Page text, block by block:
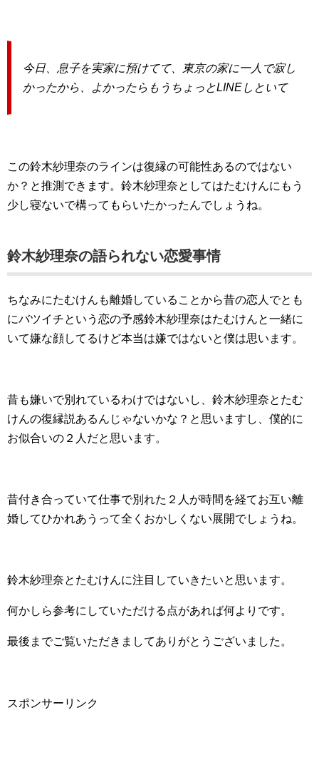
今日、息子を実家に預けてて、東京の家に一人で寂し
かったから、よかったらもうちょっとLINEしといて
この鈴木紗理奈のラインは復縁の可能性あるのではない
か？と推測できます。鈴木紗理奈としてはたむけんにもう
少し寝ないで構ってもらいたかったんでしょうね。
鈴木紗理奈の語られない恋愛事情
ちなみにたむけんも離婚していることから昔の恋人でとも
にバツイチという恋の予感鈴木紗理奈はたむけんと一緒に
いて嫌な顔してるけど本当は嫌ではないと僕は思います。
昔も嫌いで別れているわけではないし、鈴木紗理奈とたむ
けんの復縁説あるんじゃないかな？と思いますし、僕的に
お似合いの２人だと思います。
昔付き合っていて仕事で別れた２人が時間を経てお互い離
婚してひかれあうって全くおかしくない展開でしょうね。
鈴木紗理奈とたむけんに注目していきたいと思います。
何かしら参考にしていただける点があれば何よりです。
最後までご覧いただきましてありがとうございました。
スポンサーリンク